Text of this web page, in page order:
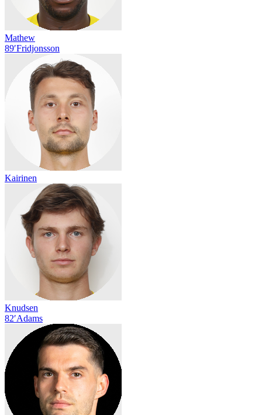
Mathew
89′Fridjonsson
Kairinen
Knudsen
82′Adams